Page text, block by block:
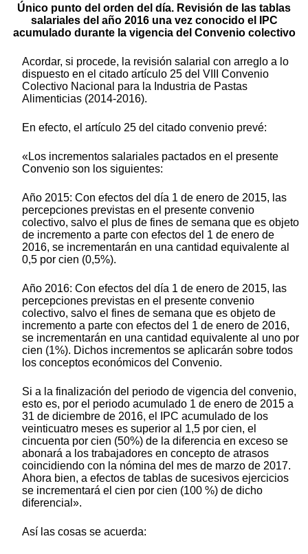
Único punto del orden del día. Revisión de las tablas
salariales del año 2016 una vez conocido el IPC
acumulado durante la vigencia del Convenio colectivo
Acordar, si procede, la revisión salarial con arreglo a lo
dispuesto en el citado artículo 25 del VIII Convenio
Colectivo Nacional para la Industria de Pastas
Alimenticias (2014-2016).
En efecto, el artículo 25 del citado convenio prevé:
«Los incrementos salariales pactados en el presente
Convenio son los siguientes:
Año 2015: Con efectos del día 1 de enero de 2015, las
percepciones previstas en el presente convenio
colectivo, salvo el plus de fines de semana que es objeto
de incremento a parte con efectos del 1 de enero de
2016, se incrementarán en una cantidad equivalente al
0,5 por cien (0,5%).
Año 2016: Con efectos del día 1 de enero de 2015, las
percepciones previstas en el presente convenio
colectivo, salvo el fines de semana que es objeto de
incremento a parte con efectos del 1 de enero de 2016,
se incrementarán en una cantidad equivalente al uno por
cien (1%). Dichos incrementos se aplicarán sobre todos
los conceptos económicos del Convenio.
Si a la finalización del periodo de vigencia del convenio,
esto es, por el periodo acumulado 1 de enero de 2015 a
31 de diciembre de 2016, el IPC acumulado de los
veinticuatro meses es superior al 1,5 por cien, el
cincuenta por cien (50%) de la diferencia en exceso se
abonará a los trabajadores en concepto de atrasos
coincidiendo con la nómina del mes de marzo de 2017.
Ahora bien, a efectos de tablas de sucesivos ejercicios
se incrementará el cien por cien (100 %) de dicho
diferencial».
Así las cosas se acuerda: